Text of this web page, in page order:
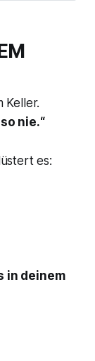
Keller.
nie.“
es:
in deinem